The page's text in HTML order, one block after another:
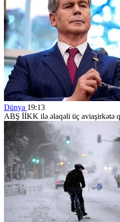
Dünya 19:13
ABŞ İİKK ilə əlaqəli üç aviaşirkətə